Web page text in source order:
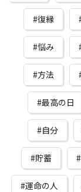
復縁
悩み
方法
最高の日
自分
貯蓄
運命の人